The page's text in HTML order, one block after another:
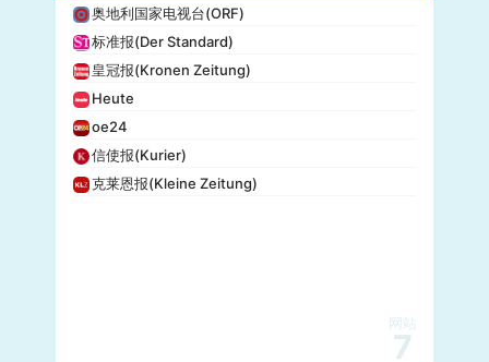
奥地利国家电视台(ORF)
标准报(Der Standard)
皇冠报(Kronen Zeitung)
Heute
oe24
信使报(Kurier)
克莱恩报(Kleine Zeitung)
网站
7